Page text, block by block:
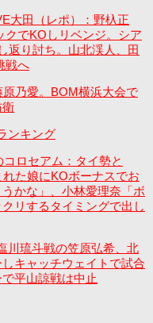
大田（レポ）：野杁正
クでKOしリベンジ。シア
返り討ち。山北渓人、田
戦へ
乃愛。BOM横浜大会で
衛
ンキング
ロセアム：タイ勢と
れた娘にKOボーナスでお
かな」、小林愛理奈「ボ
リするタイミングで出し
川琉斗戦の笠原弘希、北
キャッチウェイトで試合
平山諒戦は中止